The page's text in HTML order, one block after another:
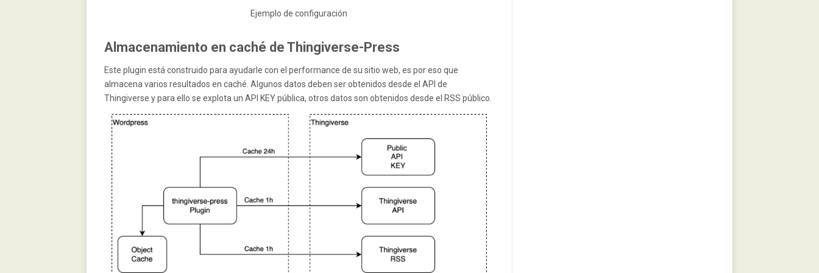
Ejemplo de configuración
Almacenamiento en caché de Thingiverse-Press
Este plugin está construido para ayudarle con el performance de su sitio web, es por eso que
almacena varios resultados en caché. Algunos datos deben ser obtenidos desde el API de
Thingiverse y para ello se explota un API KEY pública, otros datos son obtenidos desde el RSS público.